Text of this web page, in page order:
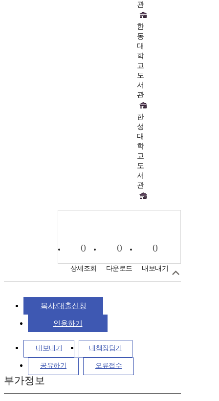
관
한
동
대
학
교
도
서
관
한
성
대
학
교
도
서
관
0
상세조회
0
다운로드
0
내보내기
복사/대출신청
인용하기
내보내기 내책장담기
공유하기 오류접수
부가정보